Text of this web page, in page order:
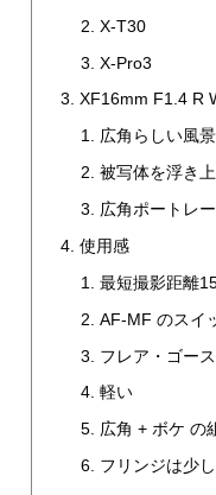
X-T30
X-Pro3
XF16mm F1.4 R
広角らしい風
被写体を浮き
広角ポートレ
使用感
最短撮影距離
AF-MF のスイ
フレア・ゴー
軽い
広角 + ボケ の
フリンジは少